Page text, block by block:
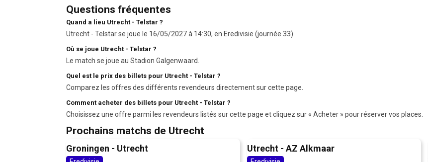
Questions fréquentes
Quand a lieu Utrecht - Telstar ?
Utrecht - Telstar se joue le 16/05/2027 à 14:30, en Eredivisie (journée 33).
Où se joue Utrecht - Telstar ?
Le match se joue au Stadion Galgenwaard.
Quel est le prix des billets pour Utrecht - Telstar ?
Comparez les offres des différents revendeurs directement sur cette page.
Comment acheter des billets pour Utrecht - Telstar ?
Choisissez une offre parmi les revendeurs listés sur cette page et cliquez sur « Acheter » pour réserver vos places.
Prochains matchs de Utrecht
Groningen - Utrecht Utrecht - AZ Alkmaar